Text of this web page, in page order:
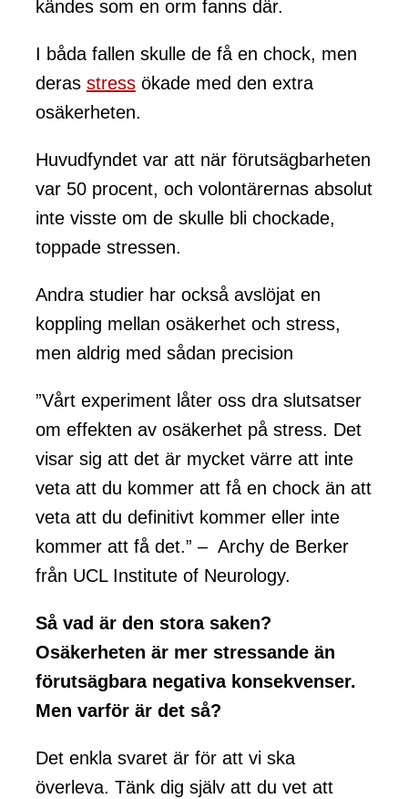
kändes som en orm fanns där.
I båda fallen skulle de få en chock, men
deras stressökade med den extra
osäkerheten.
Huvudfyndet var att när förutsägbarheten
var 50 procent, och volontärernas absolut
inte visste om de skulle bli chockade,
toppade stressen.
Andra studier har också avslöjat en
koppling mellan osäkerhet och stress,
men aldrig med sådan precision
”Vårt experiment låter oss dra slutsatser
om effekten av osäkerhet på stress. Det
visar sig att det är mycket värre att inte
veta att du kommer att få en chock än att
veta att du definitivt kommer eller inte
kommer att få det.” – Archy de Berker
från UCL Institute of Neurology.
Så vad är den stora saken?
Osäkerheten är mer stressande än
förutsägbara negativa konsekvenser.
Men varför är det så?
Det enkla svaret är för att vi ska
överleva. Tänk dig själv att du vet att